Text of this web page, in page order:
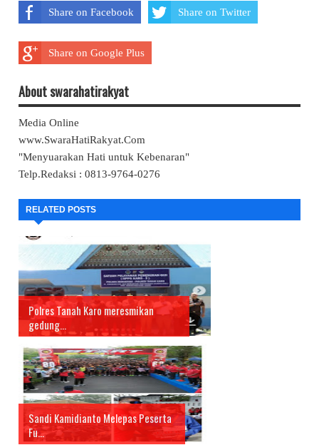
Share on Facebook Share on Twitter
Share on Google Plus
About swarahatirakyat
Media Online
www.SwaraHatiRakyat.Com
"Menyuarakan Hati untuk Kebenaran"
Telp.Redaksi : 0813-9764-0276
RELATED POSTS
Polres Tanah Karo meresmikan
gedung...
Sandi Kamidianto Melepas Peserta
Fu...